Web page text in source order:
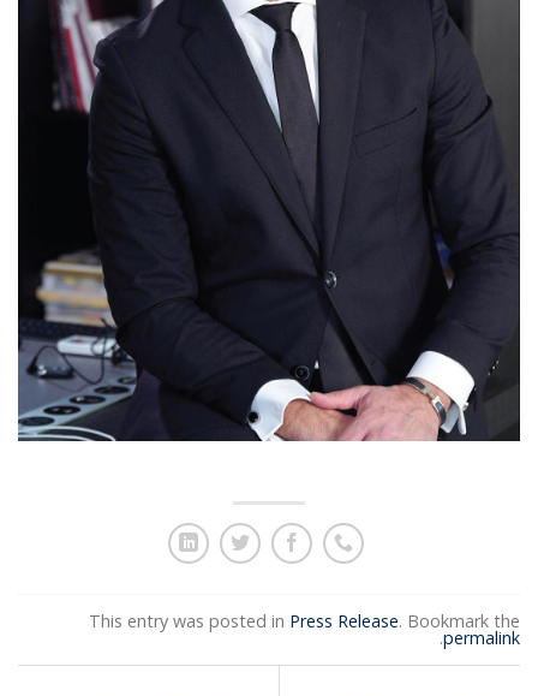
This entry was posted in Press Release. Bookmark the
permalink
.